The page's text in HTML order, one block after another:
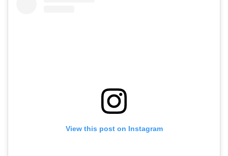
View this post on Instagram